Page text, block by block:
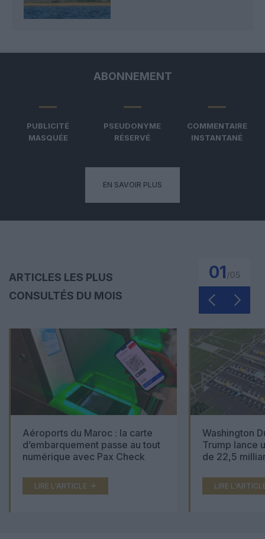
ABONNEMENT
PUBLICITÉ
MASQUÉE
PSEUDONYME
RÉSERVÉ
COMMENTAIRE
INSTANTANÉ
EN SAVOIR PLUS
ARTICLES LES PLUS
CONSULTÉS DU MOIS
01
Aéroports du Maroc : la carte
d’embarquement passe au tout
numérique avec Pax Check
LIRE L'ARTICLE
Washington
Trump lance
de 22,5
LIRE